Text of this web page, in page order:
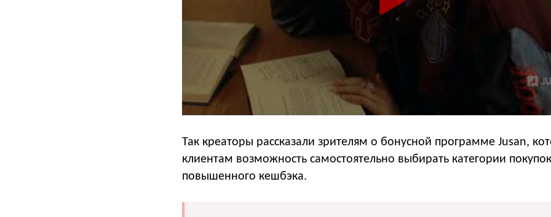
Так креаторы рассказали зрителям о бонусной программе Jusan,
клиентам возможность самостоятельно выбирать категории
повышенного кешбэка.